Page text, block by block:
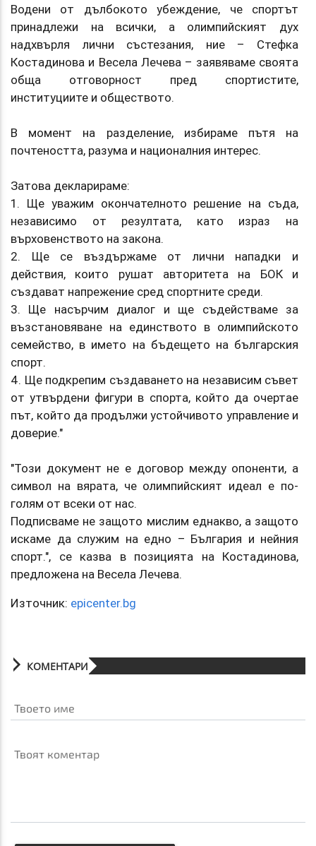
Водени от дълбокото убеждение, че спортът
принадлежи на всички, а олимпийският дух
надхвърля лични състезания, ние – Стефка
Костадинова и Весела Лечева – заявяваме своята
обща отговорност пред спортистите,
институциите и обществото.
В момент на разделение, избираме пътя на
почтеността, разума и националния интерес.
Затова декларираме:
1. Ще уважим окончателното решение на съда,
независимо от резултата, като израз на
върховенството на закона.
2. Ще се въздържаме от лични нападки и
действия, които рушат авторитета на БОК и
създават напрежение сред спортните среди.
3. Ще насърчим диалог и ще съдействаме за
възстановяване на единството в олимпийското
семейство, в името на бъдещето на българския
спорт.
4. Ще подкрепим създаването на независим съвет
от утвърдени фигури в спорта, който да очертае
път, който да продължи устойчивото управление и
доверие."
"Този документ не е договор между опоненти, а
символ на вярата, че олимпийският идеал е по-
голям от всеки от нас.
Подписваме не защото мислим еднакво, а защото
искаме да служим на едно – България и нейния
спорт.", се казва в позицията на Костадинова,
предложена на Весела Лечева.
Източник: epicenter.bg
КОМЕНТАРИ
Твоето име
Твоят коментар